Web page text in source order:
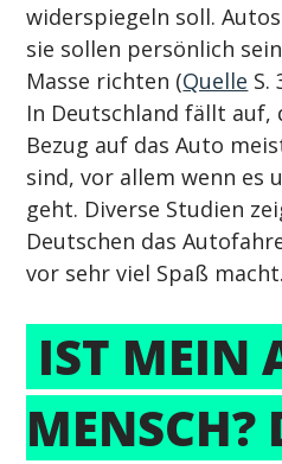
widerspiegeln soll.
sie sollen persönlich
Masse richten (Quelle S.
In Deutschland fällt auf,
Bezug auf das Auto
sind, vor allem wenn es
geht. Diverse Studien
Deutschen das
vor sehr viel Spaß macht.
MENSCH?